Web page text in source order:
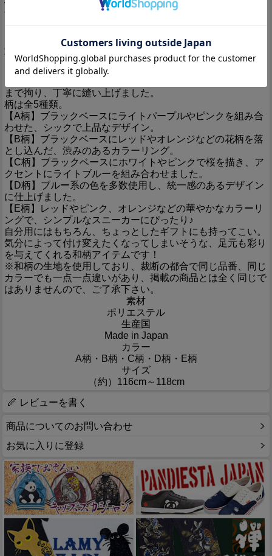
今回は、検査結果は40kg以上の引っ張り加重にも耐えう
る、とても丈夫な「くつひも」です！
めんの「ひも」は丈夫なだけではない。
雨にぬれても縮まないし、色落ちもしない。汚れたら洗濯機
でジャブジャブ洗えば良い。
まで拘り、丁寧に縫い上げました。
柄は全5種類。
【A柄】ブラックベースにライトパープルやピンクを組み合
わせた、シックで上品なデザイン。
【B柄】ブラックベースにレッドやオレンジなどの花柄を落
とし込んだ、渋みのあるカラーリング。
【C柄】ブラックベースにホワイトやピンクで桜を描き、ア
クセントにライトブルーを組み合わせました。
【D柄】ブルー系の色を多数使用し、統一感のあるデザイン
に仕上げました。
【E柄】レッドやピンク、オレンジなどの華やかなカラーリ
ングで、シンプルなスニーカーにぴったり♪
自分用にはもちろん、ちょっとしたギフトにも持ってこい。
気分によって付け変えたくなってしまいそうな、足元も彩り
を与えてくれる和柄アイテムです！
※和柄の生地を使用しており、裁断の都合で同じ品番、同じ
カラーでも一点一点違いがあり、掲載の商品とは全く同じで
はありませんので、ご了承下さい。
素材
ポリエステル
生産国
Made in Japan
カラー
A柄・B柄・C柄・D柄・E柄
サイズ
（約）116cm～118cm
レビューを書く
商品についてのお問い合わせ
お気に入りに登録